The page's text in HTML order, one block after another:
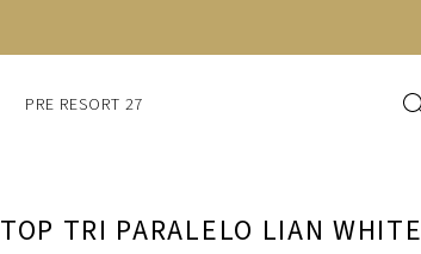
PRE RESORT 27
TOP TRI PARALELO LIAN WHITE